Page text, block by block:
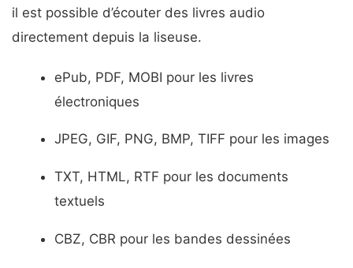
il est possible d’écouter des livres audio
directement depuis la liseuse.
ePub, PDF, MOBI pour les livres
électroniques
JPEG, GIF, PNG, BMP, TIFF pour les images
TXT, HTML, RTF pour les documents
textuels
CBZ, CBR pour les bandes dessinées